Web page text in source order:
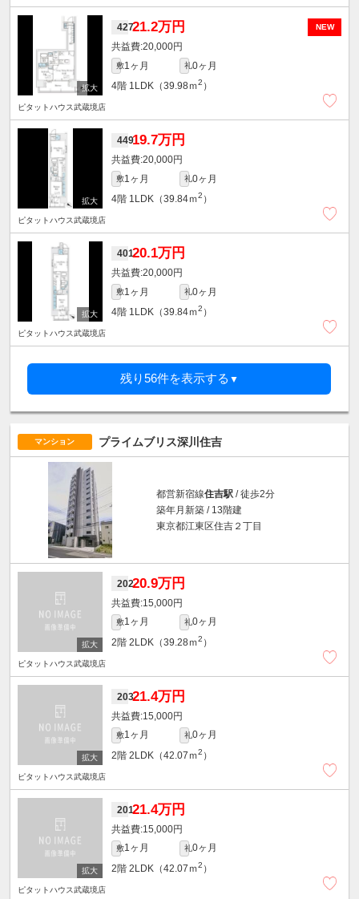
NEW
42721.2万円
20,000円
敷1ヶ月 礼0ヶ月
4階 1LDK（39.98ｍ2 ）
ピタットハウス武蔵境店
44919.7万円
20,000円
敷1ヶ月 礼0ヶ月
4階 1LDK（39.84ｍ2 ）
ピタットハウス武蔵境店
40120.1万円
20,000円
敷1ヶ月 礼0ヶ月
4階 1LDK（39.84ｍ2 ）
ピタットハウス武蔵境店
残り56件を表示する ▼
マンション プライムブリス深川住吉
都営新宿線住吉駅 / 徒歩2分
築年月新築 / 13階建
東京都江東区住吉２丁目
20220.9万円
15,000円
敷1ヶ月 礼0ヶ月
2階 2LDK（39.28ｍ2 ）
ピタットハウス武蔵境店
20321.4万円
15,000円
敷1ヶ月 礼0ヶ月
2階 2LDK（42.07ｍ2 ）
ピタットハウス武蔵境店
20121.4万円
15,000円
敷1ヶ月 礼0ヶ月
2階 2LDK（42.07ｍ2 ）
ピタットハウス武蔵境店